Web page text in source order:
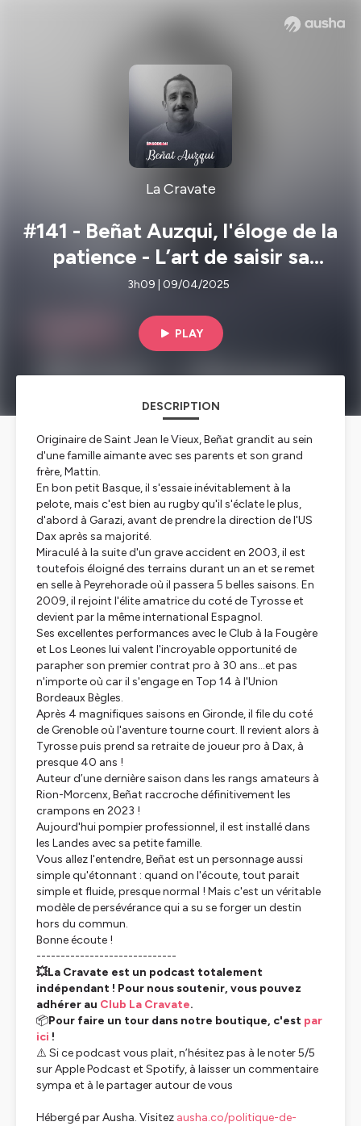
La Cravate
#141 - Beñat Auzqui, l'éloge de la
patience - L’art de saisir sa
chance
3h09 | 09/04/2025
PLAY
DESCRIPTION
Originaire de Saint Jean le Vieux, Beñat grandit au sein
d'une famille aimante avec ses parents et son grand
frère, Mattin.
En bon petit Basque, il s'essaie inévitablement à la
pelote, mais c'est bien au rugby qu'il s'éclate le plus,
d'abord à Garazi, avant de prendre la direction de l'US
Dax après sa majorité.
Miraculé à la suite d'un grave accident en 2003, il est
toutefois éloigné des terrains durant un an et se remet
en selle à Peyrehorade où il passera 5 belles saisons. En
2009, il rejoint l'élite amatrice du coté de Tyrosse et
devient par la même international Espagnol.
Ses excellentes performances avec le Club à la Fougère
et Los Leones lui valent l'incroyable opportunité de
parapher son premier contrat pro à 30 ans...et pas
n'importe où car il s'engage en Top 14 à l'Union
Bordeaux Bègles.
Après 4 magnifiques saisons en Gironde, il file du coté
de Grenoble où l'aventure tourne court. Il revient alors à
Tyrosse puis prend sa retraite de joueur pro à Dax, à
presque 40 ans !
Auteur d’une dernière saison dans les rangs amateurs à
Rion-Morcenx, Beñat raccroche définitivement les
crampons en 2023 !
Aujourd'hui pompier professionnel, il est installé dans
les Landes avec sa petite famille.
Vous allez l'entendre, Beñat est un personnage aussi
simple qu'étonnant : quand on l'écoute, tout parait
simple et fluide, presque normal ! Mais c'est un véritable
modèle de persévérance qui a su se forger un destin
hors du commun.
Bonne écoute !
-----------------------------
💥La Cravate est un podcast totalement
indépendant ! Pour nous soutenir, vous pouvez
adhérer au Club La Cravate.
📦Pour faire un tour dans notre boutique, c'est par
ici !
⚠️ Si ce podcast vous plait, n’hésitez pas à le noter 5/5
sur Apple Podcast et Spotify, à laisser un commentaire
sympa et à le partager autour de vous
Hébergé par Ausha. Visitez ausha.co/politique-de-